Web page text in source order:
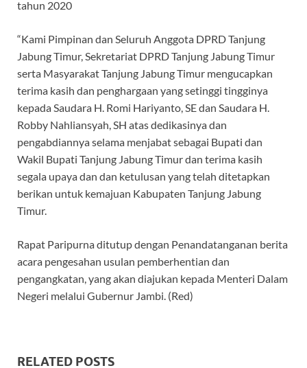
tahun 2020
“Kami Pimpinan dan Seluruh Anggota DPRD Tanjung
Jabung Timur, Sekretariat DPRD Tanjung Jabung Timur
serta Masyarakat Tanjung Jabung Timur mengucapkan
terima kasih dan penghargaan yang setinggi tingginya
kepada Saudara H. Romi Hariyanto, SE dan Saudara H.
Robby Nahliansyah, SH atas dedikasinya dan
pengabdiannya selama menjabat sebagai Bupati dan
Wakil Bupati Tanjung Jabung Timur dan terima kasih
segala upaya dan dan ketulusan yang telah ditetapkan
berikan untuk kemajuan Kabupaten Tanjung Jabung
Timur.
Rapat Paripurna ditutup dengan Penandatanganan berita
acara pengesahan usulan pemberhentian dan
pengangkatan, yang akan diajukan kepada Menteri Dalam
Negeri melalui Gubernur Jambi. (Red)
RELATED POSTS